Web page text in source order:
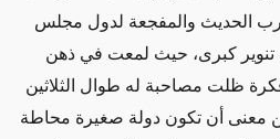
الحديث والمفجعة لدول مجلس
تنوير كبرى، حيث لمعت في ذهن
ظلت مصاحبة له طوال الثلاثين
عن معنى أن تكون دولة صغيرة محاطة